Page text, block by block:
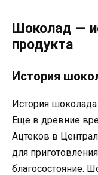
Шоколад —
продукта
История
История шоколада
Еще в древние
Ацтеков в
для
благосостояние.